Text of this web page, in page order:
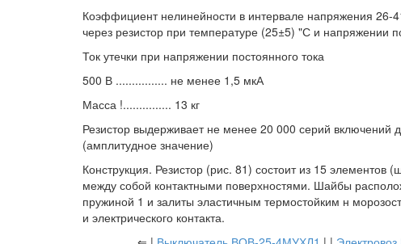
Коэффициент нелинейности в интервале напряжения 26-
через резистор при температуре (25±5) "С и напряжении
Ток утечки при напряжении постоянного тока
500 В ................ не менее 1,5 мкА
Масса !............... 13 кг
Резистор выдерживает не менее 20 000 серий включений
(амплитудное значение)
Конструкция. Резистор (рис. 81) состоит из 15 элементов
между собой контактными поверхностями. Шайбы
пружиной 1 и залиты эластичным термостойким н
и электрического контакта.